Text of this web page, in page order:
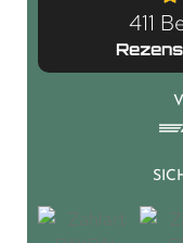
411